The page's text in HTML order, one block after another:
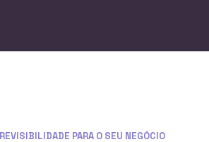
PARA O SEU NEGÓCIO